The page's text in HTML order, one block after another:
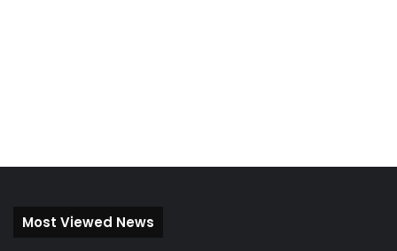
Most Viewed News